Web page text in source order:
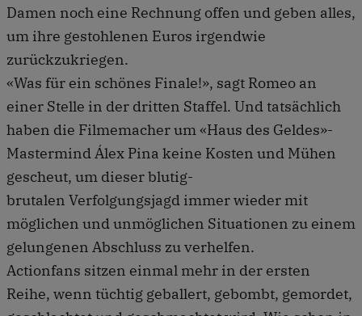
Damen noch eine Rechnung offen und geben alles,
um ihre gestohlenen Euros irgendwie
zurückzukriegen.
«Was für ein schönes Finale!», sagt Romeo an
einer Stelle in der dritten Staffel. Und tatsächlich
haben die Filmemacher um «Haus des Geldes»-
Mastermind Álex Pina keine Kosten und Mühen
gescheut, um dieser blutig-
brutalen Verfolgungsjagd immer wieder mit
möglichen und unmöglichen Situationen zu einem
gelungenen Abschluss zu verhelfen.
Actionfans sitzen einmal mehr in der ersten
Reihe, wenn tüchtig geballert, gebombt, gemordet,